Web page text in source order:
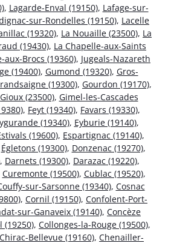
, Lagarde-Enval (19150), Lafage-sur-
sur-Rondelles (19150), Lacelle
(19320), La Nouaille (23500), La
(19430), La Chapelle-aux-Saints
aux-Brocs (19360), Jugeals-Nazareth
(19400), Gumond (19320), Gros-
(19300), Gourdon (19170),
Gioux (23500), Gimel-les-Cascades
, Feyt (19340), Favars (19330),
(19340), Eyburie (19140),
(19600), Espartignac (19140),
Égletons (19300), Donzenac (19270),
, Darnets (19300), Darazac (19220),
Curemonte (19500), Cublac (19520),
sur-Sarsonne (19340), Cosnac
, Cornil (19150), Confolent-Port-
sur-Ganaveix (19140), Concèze
(19250), Collonges-la-Rouge (19500),
Chirac-Bellevue (19160), Chenailler-